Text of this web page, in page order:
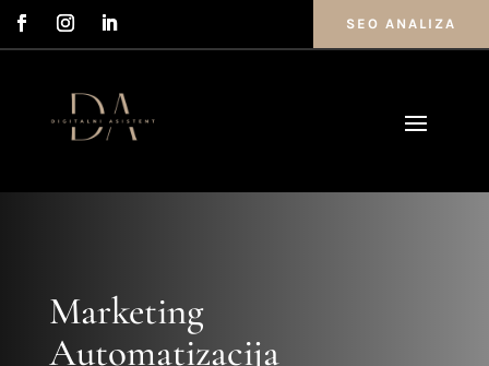
SEO ANALIZA
Marketing
Automatizacija